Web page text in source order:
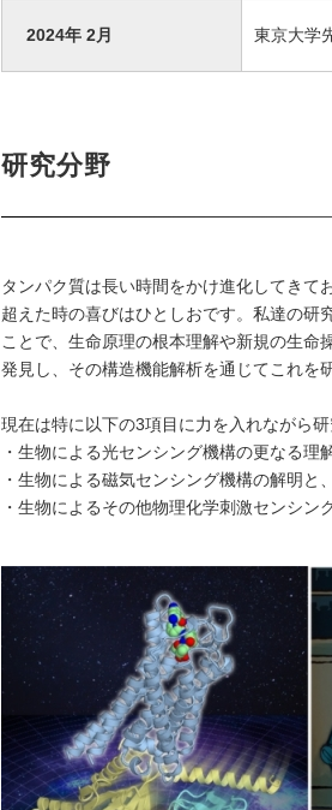
2024年 2月 東京大学
研究分野
タンパク質は長い時間をかけ進化してき
超えた時の喜びはひとしおです。私達の研
ことで、生命原理の根本理解や新規の生
発見し、その構造機能解析を通じてこれを
現在は特に以下の3項目に力を入れながら
・生物による光センシング機構の更なる理
・生物による磁気センシング機構の解明と
・生物によるその他物理化学刺激センシ